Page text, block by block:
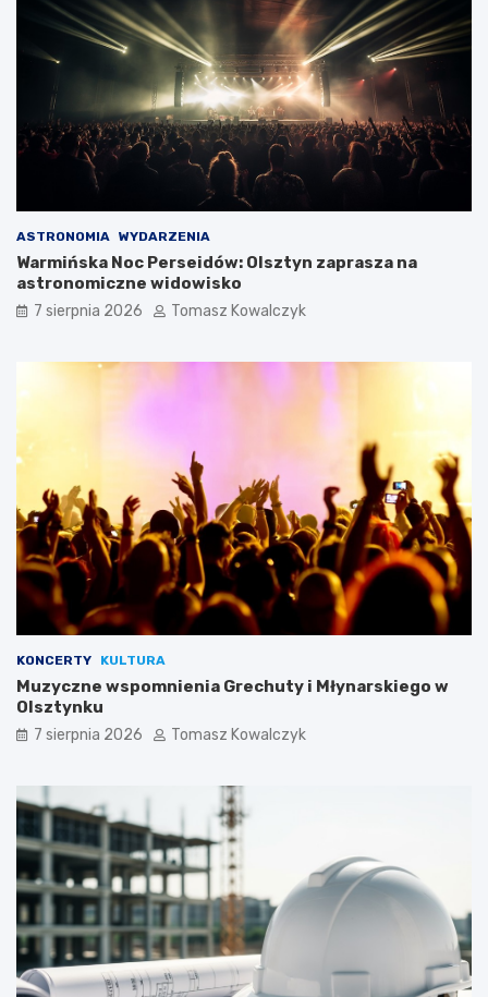
ASTRONOMIA WYDARZENIA
Warmińska Noc Perseidów: Olsztyn zaprasza na
astronomiczne widowisko
7 sierpnia 2026 Tomasz Kowalczyk
KONCERTY KULTURA
Muzyczne wspomnienia Grechuty i Młynarskiego w
Olsztynku
7 sierpnia 2026 Tomasz Kowalczyk